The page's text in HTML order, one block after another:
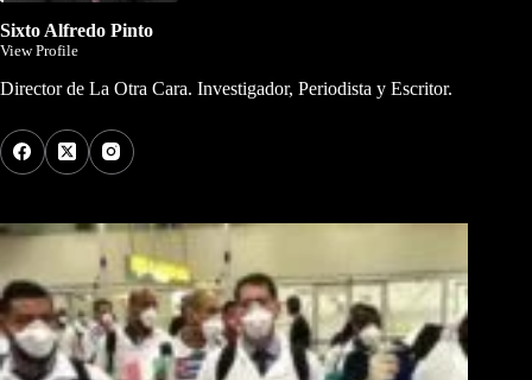
Sixto Alfredo Pinto
View Profile
Director de La Otra Cara. Investigador, Periodista y Escritor.